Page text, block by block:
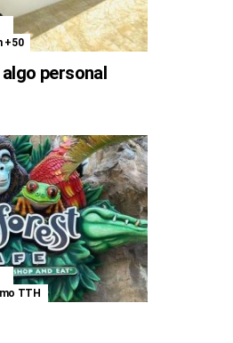
+50
personal
TTH